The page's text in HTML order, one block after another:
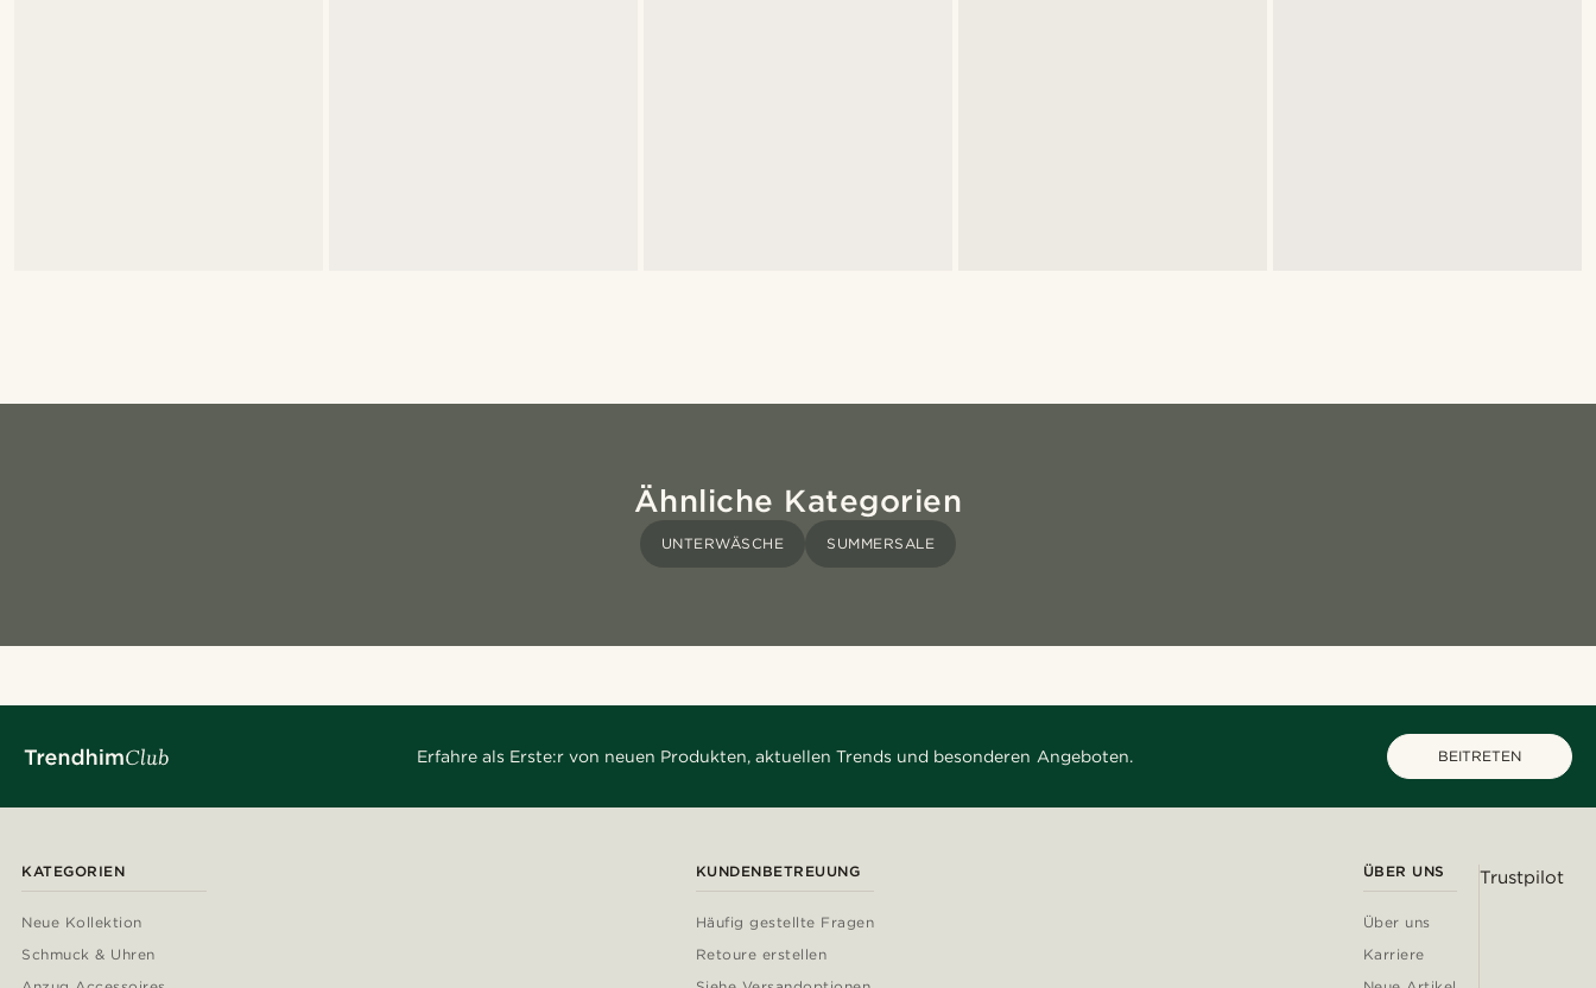
Ähnliche Kategorien
UNTERWÄSCHE SUMMERSALE
Erfahre als Erste:r von neuen Produkten, aktuellen Trends und besonderen Angeboten. BEITRETEN
KATEGORIEN
Neue Kollektion
Schmuck & Uhren
KUNDENBETREUUNG
Häufig gestellte Fragen
Retoure erstellen
ÜBER UNS
Über uns
Karriere
Trustpilot